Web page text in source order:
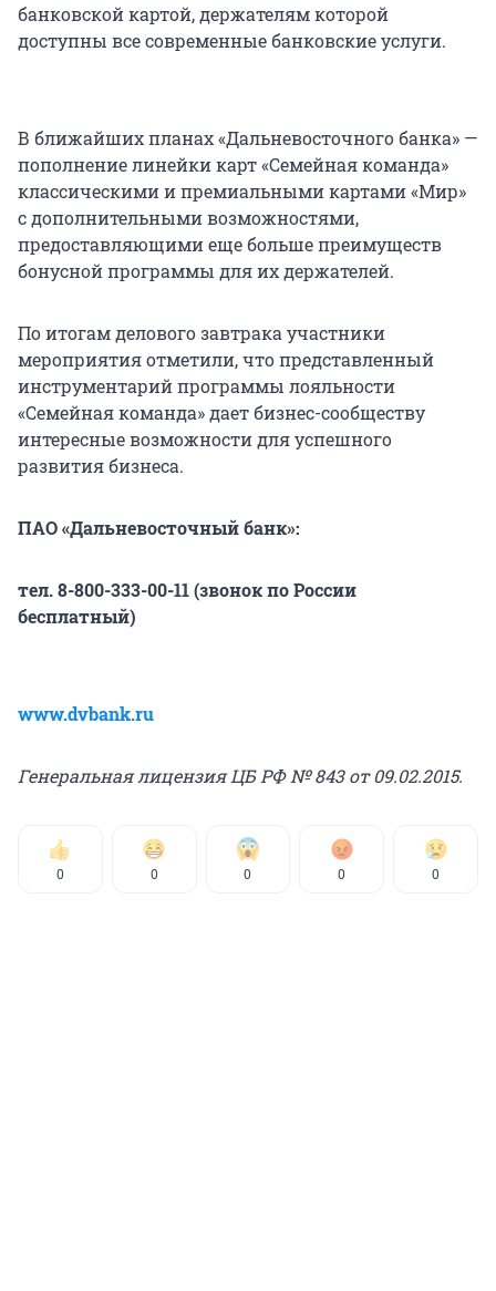
банковской картой, держателям которой
доступны все современные банковские услуги.
В ближайших планах «Дальневосточного банка» —
пополнение линейки карт «Семейная команда»
классическими и премиальными картами «Мир»
с дополнительными возможностями,
предоставляющими еще больше преимуществ
бонусной программы для их держателей.
По итогам делового завтрака участники
мероприятия отметили, что представленный
инструментарий программы лояльности
«Семейная команда» дает бизнес-сообществу
интересные возможности для успешного
развития бизнеса.
ПАО «Дальневосточный банк»:
тел. 8-800-333-00-11 (звонок по России
бесплатный)
www.dvbank.ru
Генеральная лицензия ЦБ РФ № 843 от 09.02.2015.
0 0 0 0 0